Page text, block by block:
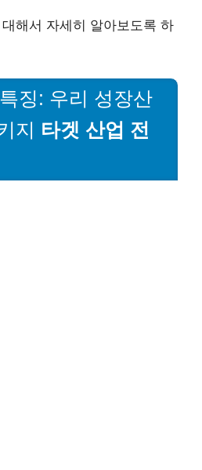
해서 자세히 알아보도록 하
징: 우리 성장산
지 타겟 산업 전